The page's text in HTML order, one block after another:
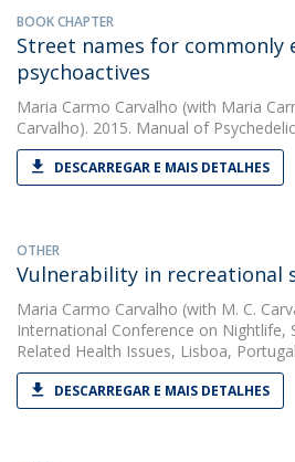
BOOK CHAPTER
Street names for commonly
psychoactives
Maria Carmo Carvalho (with Maria
Carvalho). 2015. Manual of
DESCARREGAR E MAIS DETALHES
OTHER
Vulnerability in recreational
Maria Carmo Carvalho (with M. C.
International Conference on Nightlife,
Related Health Issues, Lisboa,
DESCARREGAR E MAIS DETALHES